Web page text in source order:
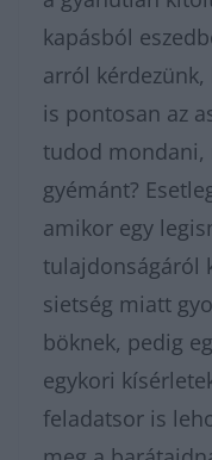
kapásból
arról
is pontosan az
tudod mondani,
gyémánt?
amikor egy
tulajdonságáról
sietség miatt
böknek, pedig
egykori
feladatsor is